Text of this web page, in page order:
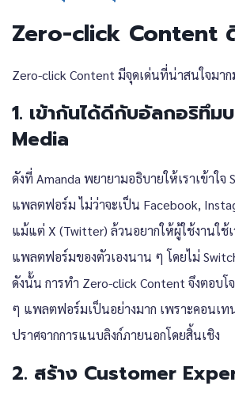
Zero-click Content
Zero-click Content มีจุดเด่นที่น่าสนใจมา
1. เข้ากันได้ดีกับอัลกอริทึม
Media
ดังที่ Amanda พยายามอธิบายให้เราเข้าใจ
แพลตฟอร์ม ไม่ว่าจะเป็น Facebook,
แม้แต่ X (Twitter) ล้วนอยากให้ผู้ใช้งานใช้
แพลตฟอร์มของตัวเองนาน ๆ โดยไม่
ดังนั้น การทำ Zero-click Content จึงตอบ
ๆ แพลตฟอร์มเป็นอย่างมาก เพราะคอนเท
ปราศจากการแนบลิงก์ภายนอกโดยสิ้นเชิง
2. สร้าง Customer